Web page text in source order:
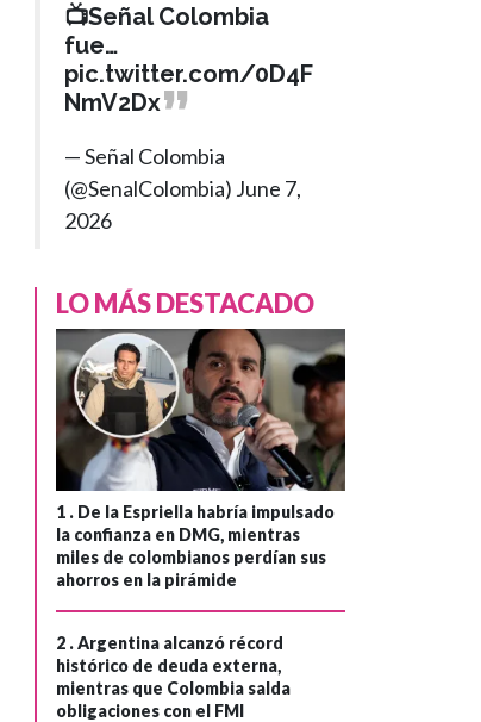
📺Señal Colombia
fue…
pic.twitter.com/0D4F
NmV2Dx
— Señal Colombia
(@SenalColombia) June 7,
2026
LO MÁS DESTACADO
1 . De la Espriella habría impulsado
la confianza en DMG, mientras
miles de colombianos perdían sus
ahorros en la pirámide
2 .Argentina alcanzó récord
histórico de deuda externa,
mientras que Colombia salda
obligaciones con el FMI